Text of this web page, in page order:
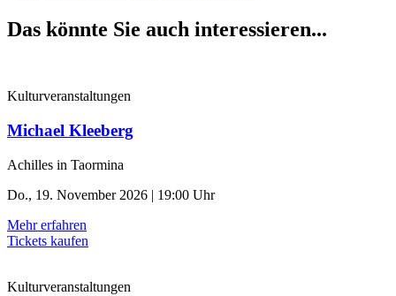
Das könnte Sie auch interessieren...
Kulturveranstaltungen
Michael Kleeberg
Achilles in Taormina
Do., 19. November 2026 | 19:00 Uhr
Mehr erfahren
Tickets kaufen
Kulturveranstaltungen